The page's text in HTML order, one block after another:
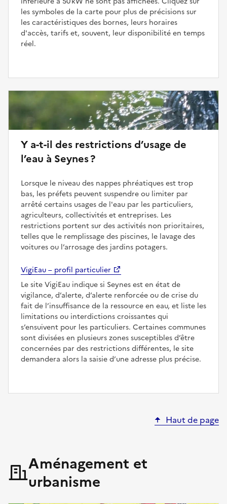
les symboles de la carte pour plus de précisions sur
les caractéristiques des bornes, leurs horaires
d'accès, tarifs et, souvent, leur disponibilité en temps
réel.
Y a-t-il des restrictions d’usage de
l’eau à Seynes ?
Lorsque le niveau des nappes phréatiques est trop
bas, les préfets peuvent suspendre ou limiter par
arrêté certains usages de l'eau par les particuliers,
agriculteurs, collectivités et entreprises. Les
restrictions portent sur des activités non prioritaires,
telles que le remplissage des piscines, le lavage des
voitures ou l’arrosage des jardins potagers.
VigiEau – profil particulier
Le site VigiEau indique si Seynes est en état de
vigilance, d’alerte, d’alerte renforcée ou de crise du
fait de l’insuffisance de la ressource en eau, et liste les
limitations ou interdictions croissantes qui
s’ensuivent pour les particuliers. Certaines communes
sont divisées en plusieurs zones susceptibles d’être
concernées par des restrictions différentes, le site
demandera alors la saisie d’une adresse plus précise.
Haut de page
Aménagement et
urbanisme